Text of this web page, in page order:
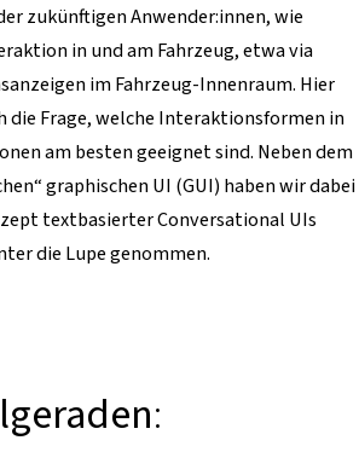
zukünftigen Anwender:innen, wie
in und am Fahrzeug, etwa via
im Fahrzeug-Innenraum. Hier
die Frage, welche Interaktionsformen in
am besten geeignet sind. Neben dem
graphischen UI (GUI) haben wir dabei
textbasierter Conversational UIs
die Lupe genommen.
: